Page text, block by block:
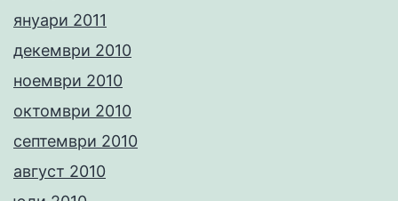
януари 2011
декември 2010
ноември 2010
октомври 2010
септември 2010
август 2010